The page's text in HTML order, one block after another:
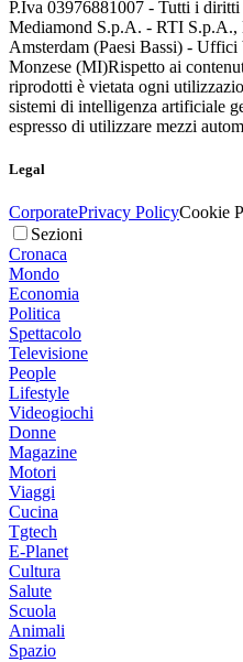
P.Iva 03976881007 - Tutti i
Mediamond S.p.A. - RTI S.p.A.,
Amsterdam (Paesi Bassi) -
Monzese (MI)Rispetto ai
riprodotti è vietata ogni
sistemi di intelligenza artificiale
espresso di utilizzare mezzi
Legal
CorporatePrivacy PolicyCookie
Sezioni
Cronaca
Mondo
Economia
Politica
Spettacolo
Televisione
People
Lifestyle
Videogiochi
Donne
Magazine
Motori
Viaggi
Cucina
Tgtech
E-Planet
Cultura
Salute
Scuola
Animali
Spazio